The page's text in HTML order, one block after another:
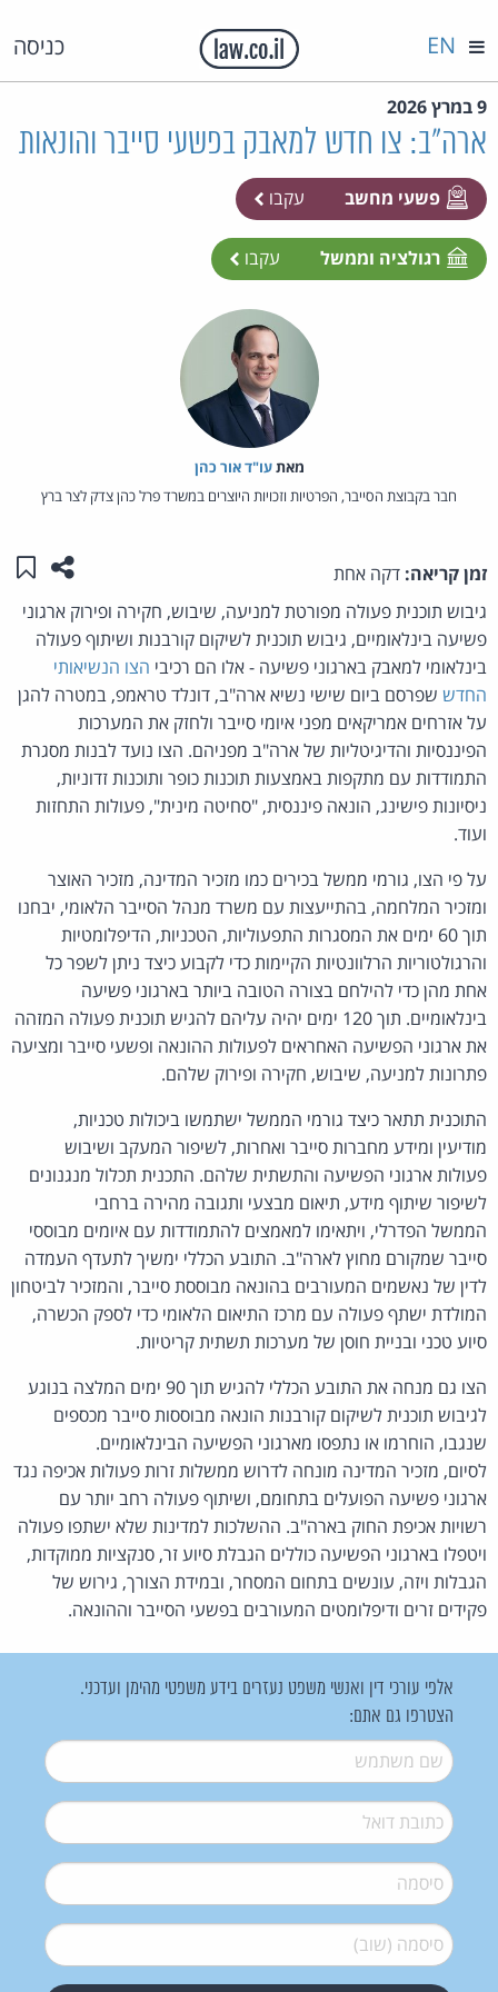
כניסה EN
9 במרץ 2026
ארה"ב: צו חדש למאבק בפשעי סייבר והונאות
פשעי מחשב עקבו
רגולציה וממשל עקבו
מאת‏עו"ד אור כהן
חבר בקבוצת הסייבר, הפרטיות וזכויות היוצרים במשרד פרל כהן צדק לצר ברץ
זמן קריאה: דקה אחת שתפו
גיבוש תוכנית פעולה מפורטת למניעה, שיבוש, חקירה ופירוק ארגוני
פשיעה בינלאומיים, גיבוש תוכנית לשיקום קורבנות ושיתוף פעולה
בינלאומי למאבק בארגוני פשיעה - אלו הם רכיבי הצו הנשיאותי
החדש שפרסם ביום שישי נשיא ארה"ב, דונלד טראמפ, במטרה להגן
על אזרחים אמריקאים מפני איומי סייבר ולחזק את המערכות
הפיננסיות והדיגיטליות של ארה"ב מפניהם. הצו נועד לבנות מסגרת
התמודדות עם מתקפות באמצעות תוכנות כופר ותוכנות זדוניות,
ניסיונות פישינג, הונאה פיננסית, "סחיטה מינית", פעולות התחזות
ועוד.
על פי הצו, גורמי ממשל בכירים כמו מזכיר המדינה, מזכיר האוצר
ומזכיר המלחמה, בהתייעצות עם משרד מנהל הסייבר הלאומי, יבחנו
תוך 60 ימים את המסגרות התפעוליות, הטכניות, הדיפלומטיות
והרגולטוריות הרלוונטיות הקיימות כדי לקבוע כיצד ניתן לשפר כל
אחת מהן כדי להילחם בצורה הטובה ביותר בארגוני פשיעה
בינלאומיים. תוך 120 ימים יהיה עליהם להגיש תוכנית פעולה המזהה
את ארגוני הפשיעה האחראים לפעולות ההונאה ופשעי סייבר ומציעה
פתרונות למניעה, שיבוש, חקירה ופירוק שלהם.
התוכנית תתאר כיצד גורמי הממשל ישתמשו ביכולות טכניות,
מודיעין ומידע מחברות סייבר ואחרות, לשיפור המעקב ושיבוש
פעולות ארגוני הפשיעה והתשתית שלהם. התכנית תכלול מנגנונים
לשיפור שיתוף מידע, תיאום מבצעי ותגובה מהירה ברחבי
הממשל הפדרלי, ויתאימו למאמצים להתמודדות עם איומים מבוססי
סייבר שמקורם מחוץ לארה"ב. התובע הכללי ימשיך לתעדף העמדה
לדין של נאשמים המעורבים בהונאה מבוססת סייבר, והמזכיר לביטחון
המולדת ישתף פעולה עם מרכז התיאום הלאומי כדי לספק הכשרה,
סיוע טכני ובניית חוסן של מערכות תשתית קריטיות.
הצו גם מנחה את התובע הכללי להגיש תוך 90 ימים המלצה בנוגע
לגיבוש תוכנית לשיקום קורבנות הונאה מבוססות סייבר מכספים
שנגבו, הוחרמו או נתפסו מארגוני הפשיעה הבינלאומיים.
לסיום, מזכיר המדינה מונחה לדרוש ממשלות זרות פעולות אכיפה נגד
ארגוני פשיעה הפועלים בתחומם, ושיתוף פעולה רחב יותר עם
רשויות אכיפת החוק בארה"ב. ההשלכות למדינות שלא ישתפו פעולה
ויטפלו בארגוני הפשיעה כוללים הגבלת סיוע זר, סנקציות ממוקדות,
הגבלות ויזה, עונשים בתחום המסחר, ובמידת הצורך, גירוש של
פקידים זרים ודיפלומטים המעורבים בפשעי הסייבר וההונאה.
אלפי עורכי דין ואנשי משפט נעזרים בידע משפטי מהימן ועדכני.
הצטרפו גם אתם:
שם משתמש*
דואל*
סיסמה*
סיסמה (שוב)*